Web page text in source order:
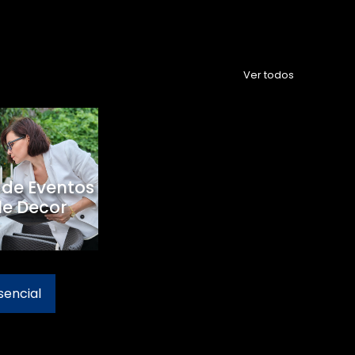
Ver todos
Eventos
Decor